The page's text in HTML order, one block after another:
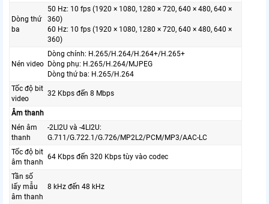
Dòng thứ
ba
50 Hz: 10 fps (1920 × 1080, 1280 × 720, 640 × 480, 640 ×
360)
60 Hz: 10 fps (1920 × 1080, 1280 × 720, 640 × 480, 640 ×
360)
Nén video
Dòng chính: H.265/H.264/H.264+/H.265+
Dòng phụ: H.265/H.264/MJPEG
Dòng thứ ba: H.265/H.264
Tốc độ bit
video
32 Kbps đến 8 Mbps
Âm thanh
Nén âm
thanh
-2LI2U và -4LI2U:
G.711/G.722.1/G.726/MP2L2/PCM/MP3/AAC-LC
Tốc độ bit
âm thanh
64 Kbps đến 320 Kbps tùy vào codec
Tần số
lấy mẫu
âm thanh
8 kHz đến 48 kHz